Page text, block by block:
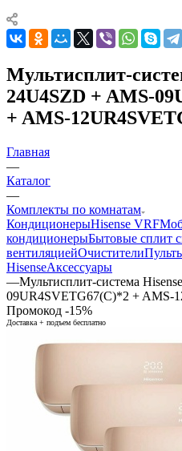
Мультисплит-
24U4SZD + AMS-
+ AMS-
Главная
—
Каталог
—
Комплекты по комнатам
КондиционерыHisense VRF
кондиционерыБытовые сплит
вентиляциейОчистители
HisenseАксессуары
—Мультисплит-система
09UR4SVETG67(C)*2 + AMS-
Промокод -15%
Доставка + подъем бесплатно